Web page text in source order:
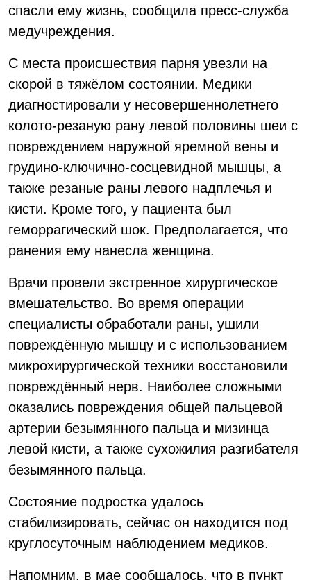
спасли ему жизнь, сообщила пресс-служба
медучреждения.
С места происшествия парня увезли на
скорой в тяжёлом состоянии. Медики
диагностировали у несовершеннолетнего
колото-резаную рану левой половины шеи с
повреждением наружной яремной вены и
грудино-ключично-сосцевидной мышцы, а
также резаные раны левого надплечья и
кисти. Кроме того, у пациента был
геморрагический шок. Предполагается, что
ранения ему нанесла женщина.
Врачи провели экстренное хирургическое
вмешательство. Во время операции
специалисты обработали раны, ушили
повреждённую мышцу и с использованием
микрохирургической техники восстановили
повреждённый нерв. Наиболее сложными
оказались повреждения общей пальцевой
артерии безымянного пальца и мизинца
левой кисти, а также сухожилия разгибателя
безымянного пальца.
Состояние подростка удалось
стабилизировать, сейчас он находится под
круглосуточным наблюдением медиков.
Напомним, в мае сообщалось, что в пункт